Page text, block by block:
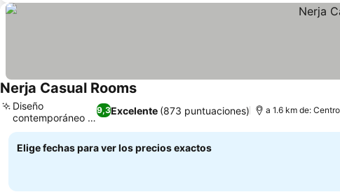
Nerja Casual Rooms
9,3Excelente (873 puntuaciones)
Diseño
contemporáneo y
limpio
a 1.6 km de:
Elige fechas para ver los precios exactos